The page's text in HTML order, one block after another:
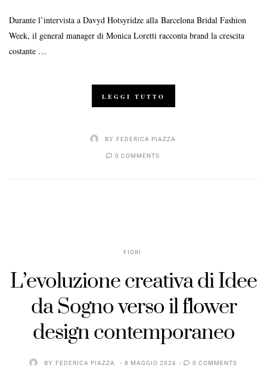
Durante l’intervista a Davyd Hotsyridze alla Barcelona Bridal Fashion
Week, il general manager di Monica Loretti racconta brand la crescita
costante …
LEGGI TUTTO
BY FEDERICA PIAZZA
0 COMMENTS
FIORI
L’evoluzione creativa di Idee
da Sogno verso il flower
design contemporaneo
BY FEDERICA PIAZZA 8 MAGGIO 2026 0 COMMENTS